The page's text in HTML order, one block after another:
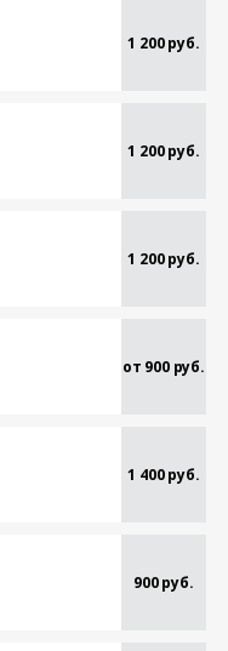
1 200 руб.
1 200 руб.
1 200 руб.
от 900 руб.
1 400 руб.
900 руб.